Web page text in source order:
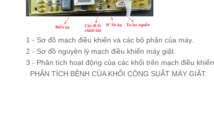
1 - Sơ đồ mạch điều khiển và các bộ phận của máy.
2 - Sơ đồ nguyên lý mạch điều khiển máy giặt.
3 - Phân tích hoạt động của các khối trên mạch điều khiển.
PHÂN TÍCH BỆNH CỦA KHỐI CÔNG SUẤT MÁY GIẶT.